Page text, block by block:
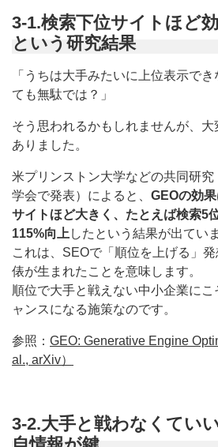
3-1.検索下位サイトほど
という研究結果
「うちは大手みたいに上位表示で
ても無駄では？」
そう思われるかもしれませんが、
ありました。
米プリンストン大学などの共同研
学会で発表）によると、 GEOの効
サイトほど大きく、たとえば検索5
115%向上 したという結果が出てい
これは、SEOで「順位を上げる」
俵が生まれたことを意味します。
順位で大手と戦えない中小企業に
ャンスになる施策なのです。
参照： GEO: Generative Engine
al., arXiv）
3-2.大手と戦わなくてい